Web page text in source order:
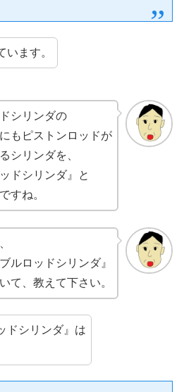
います。
シリンダの
もピストンロッドが
シリンダを、
ッドシリンダ』と
すね。
ブルロッドシリンダ』
て、教えて下さい。
ドシリンダ』は